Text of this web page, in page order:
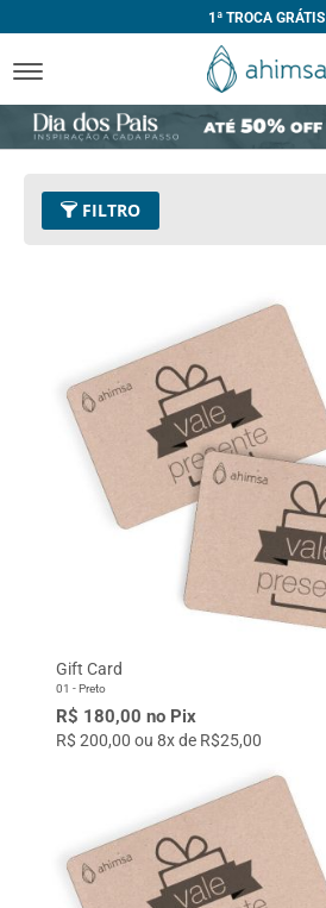
1ª TROCA GRÁTIS
FILTRO
PREÇO
R$ 200,00-R$ 299,99
R$ 300,00
R$ 399,99
R$ 500,00
e acima
Preto
Gift Card
01 - Preto
R$ 180,00 no Pix
R$ 200,00 ou 8x de R$25,00